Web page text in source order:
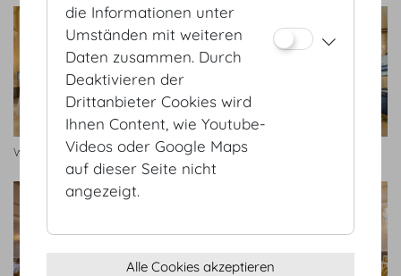
Wintergarten Wintergarten
die Informationen unter
Umständen mit weiteren
Daten zusammen. Durch
Deaktivieren der
Drittanbieter Cookies wird
Ihnen Content, wie Youtube-
Videos oder Google Maps
auf dieser Seite nicht
angezeigt.
Alle Cookies akzeptieren